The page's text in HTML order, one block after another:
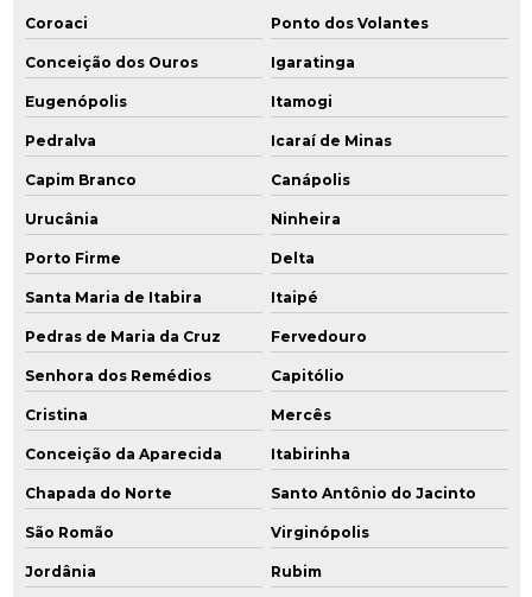
Coroaci Ponto dos Volantes
Conceição dos Ouros Igaratinga
Eugenópolis Itamogi
Pedralva Icaraí de Minas
Capim Branco Canápolis
Urucânia Ninheira
Porto Firme Delta
Santa Maria de Itabira Itaipé
Pedras de Maria da Cruz Fervedouro
Senhora dos Remédios Capitólio
Cristina Mercês
Conceição da Aparecida Itabirinha
Chapada do Norte Santo Antônio do Jacinto
São Romão Virginópolis
Jordânia Rubim